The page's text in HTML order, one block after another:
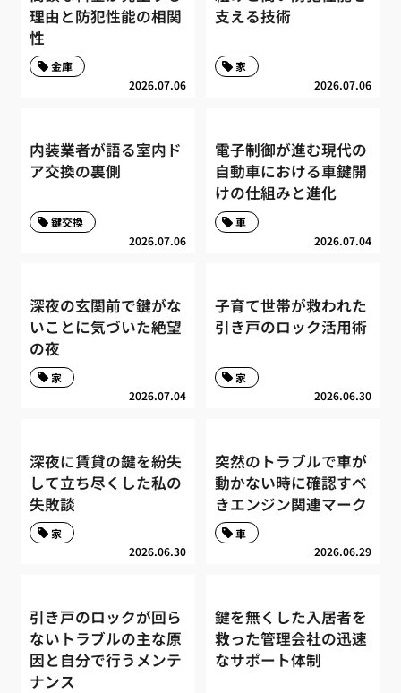
理由と防犯性能の相関
性
2026.07.06
金庫
支える技術
2026.07.06
家
内装業者が語る室内ド
ア交換の裏側
2026.07.06
鍵交換
電子制御が進む現代の
自動車における車鍵開
けの仕組みと進化
2026.07.04
車
深夜の玄関前で鍵がな
いことに気づいた絶望
の夜
2026.07.04
家
子育て世帯が救われた
引き戸のロック活用術
2026.06.30
家
深夜に賃貸の鍵を紛失
して立ち尽くした私の
失敗談
2026.06.30
家
突然のトラブルで車が
動かない時に確認すべ
きエンジン関連マーク
2026.06.29
車
引き戸のロックが回ら
ないトラブルの主な原
因と自分で行うメンテ
ナンス
鍵を無くした入居者を
救った管理会社の迅速
なサポート体制